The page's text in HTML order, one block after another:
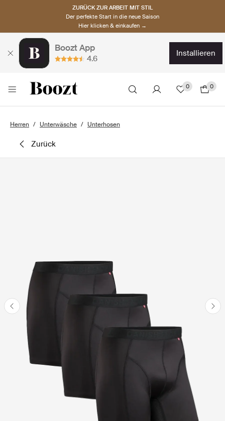
ZURÜCK ZUR ARBEIT MIT STIL
Der perfekte Start in die neue Saison
Hier klicken & einkaufen →
Boozt App
4.6
installieren
0 0
Herren Unterwäsche Unterhosen
zurück